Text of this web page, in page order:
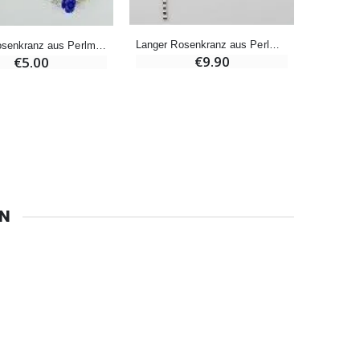
€90.00
€5.00
Langer Rosenkranz aus Perlmutt-Perlen 80 cm
€9.90